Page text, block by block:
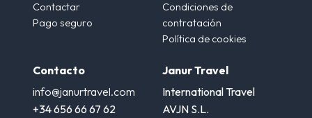
Contactar
Pago seguro
Condiciones de
contratación
Política de cookies
Contacto
info@janurtravel.com
+34 656 66 67 62
Janur Travel
International Travel
AVJN S.L.